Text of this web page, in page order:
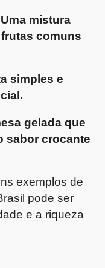
mistura
comuns
simples e
gelada que
sabor crocante
exemplos de
pode ser
e a riqueza